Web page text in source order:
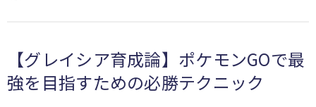
【グレイシア育成論】ポケモンGOで最
強を目指すための必勝テクニック